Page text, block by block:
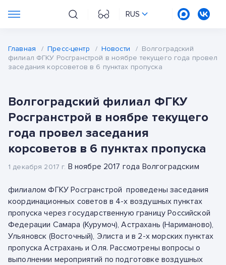
RUS
Главная / Пресс-центр / Новости / Волгоградский
филиал ФГКУ Росгранстрой в ноябре текущего года провел
заседания корсоветов в 6 пунктах пропуска
Волгоградский филиал ФГКУ
Росгранстрой в ноябре текущего
года провел заседания
корсоветов в 6 пунктах пропуска
1 декабря 2017 г. В ноябре 2017 года Волгоградским
филиалом ФГКУ Росгранстрой проведены заседания
координационных советов в 4-х воздушных пунктах
пропуска через государственную границу Российской
Федерации Самара (Курумоч), Астрахань (Нариманово),
Ульяновск (Восточный), Элиста и в 2-х морских пунктах
пропуска Астрахань и Оля. Рассмотрены вопросы о
выполнении мероприятий по подготовке воздушных